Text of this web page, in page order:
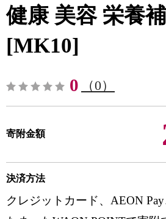
健康 美容 栄養
[MK10]
0 （0）
寄附金額
決済方法
クレジットカード、AEON